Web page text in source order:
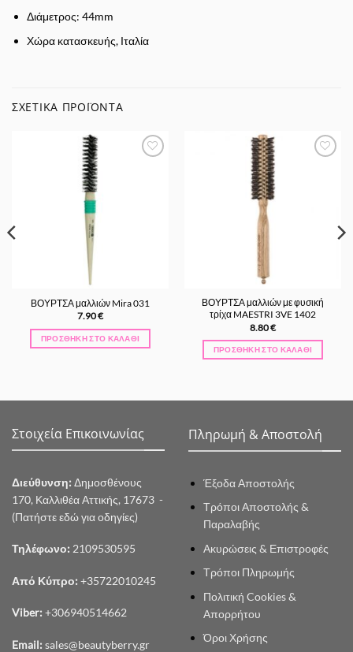
Διάμετρος: 44mm
Χώρα κατασκευής, Ιταλία
ΣΧΕΤΙΚΆ ΠΡΟΪΌΝΤΑ
ΒΟΥΡΤΣΑ μαλλιών Mira 031
7.90€
ΠΡΟΣΘΉΚΗ ΣΤΟ ΚΑΛΆΘΙ
ΒΟΥΡΤΣΑ μαλλιών με φυσική
τρίχα MAESTRI 3VE 1402
8.80€
ΠΡΟΣΘΉΚΗ ΣΤΟ ΚΑΛΆΘΙ
Στοιχεία Επικοινωνίας
Διεύθυνση: Δημοσθένους
170, Καλλιθέα Αττικής, 17673 -
(Πατήστε εδώ για οδηγίες)
Τηλέφωνο: 2109530595
Από Κύπρο: +35722010245
Viber: +306940514662
Email: sales@beautyberry.gr
Πληρωμή & Αποστολή
Έξοδα Αποστολής
Τρόποι Αποστολής &
Παραλαβής
Ακυρώσεις & Επιστροφές
Τρόποι Πληρωμής
Πολιτική Cookies &
Απορρήτου
Όροι Χρήσης